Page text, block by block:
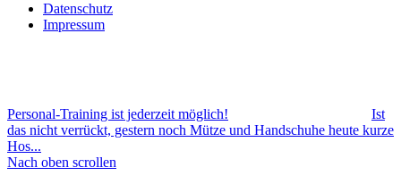
Datenschutz
Impressum
Personal-Training ist jederzeit möglich!
Ist
das nicht verrückt, gestern noch Mütze und Handschuhe heute kurze
Hos...
Nach oben scrollen